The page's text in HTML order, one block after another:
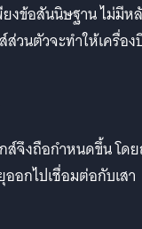
ยงข้อสันนิษฐาน ไม่มีห
วนตัวจะทำให้เครื่อง
ส์จึงถือกำหนดขึ้น โด
กไปเชื่อมต่อกับเสา